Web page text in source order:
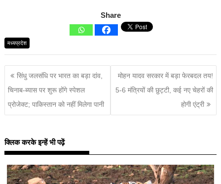
Share
मध्यप्रदेश
सिंधु जलसंधि पर भारत का बड़ा दांव,
चिनाब-ब्यास पर शुरू होंगे स्पेशल
प्रोजेक्ट; पाकिस्तान को नहीं मिलेगा पानी
मोहन यादव सरकार में बड़ा फेरबदल तय!
5-6 मंत्रियों की छुट्टी, कई नए चेहरों की
होगी एंट्री
क्लिक करके इन्हें भी पढ़ें